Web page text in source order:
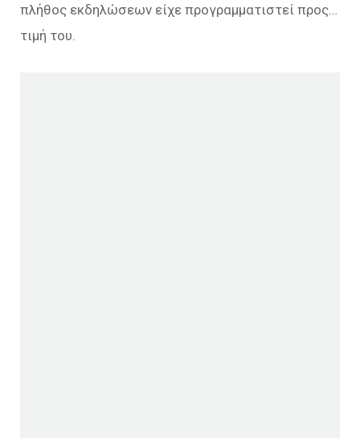
πλήθος εκδηλώσεων είχε προγραμματιστεί προς…
τιμή του.